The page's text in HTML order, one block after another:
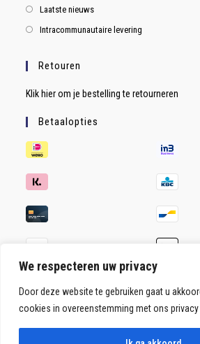
We respecteren uw privacy
Door deze website te gebruiken gaat u
cookies in overeenstemming met ons privacy
Laatste nieuws
Intracommunautaire levering
Retouren
Klik hier om je bestelling te retourneren
Betaalopties